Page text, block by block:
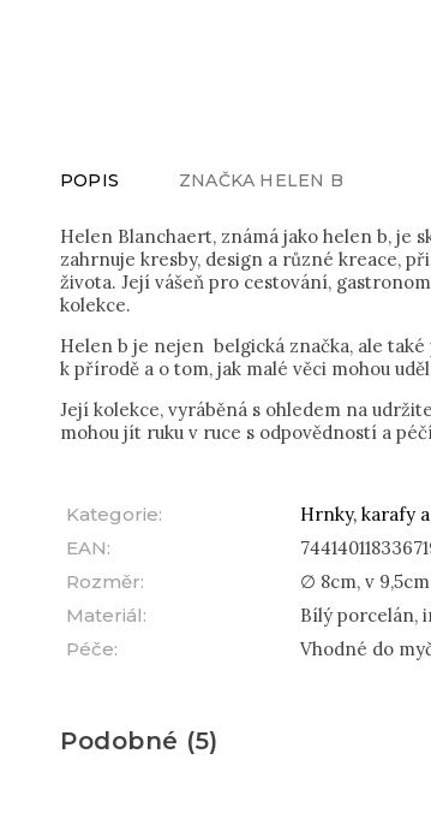
POPIS ZNAČKA HELEN B
Helen Blanchaert, známá jako helen b, je
zahrnuje kresby, design a různé kreace,
života. Její vášeň pro cestování,
kolekce.
Helen b je nejen belgická značka, ale
k přírodě a o tom, jak malé věci mohou
Její kolekce, vyráběná s ohledem na
mohou jít ruku v ruce s odpovědností a
Kategorie:
Hrnky, karafy
EAN:
Rozměr:
∅ 8cm, v 9,5cm
Materiál:
Bílý porcelán,
Péče: Vhodné do
Podobné (5)